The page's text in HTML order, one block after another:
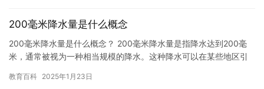
200毫米降水量是什么概念
200毫米降水量是什么概念？ 200毫米降水量是指降水达到200毫
米，通常被视为一种相当规模的降水。这种降水可以在某些地区引
教育百科 2025年1月23日